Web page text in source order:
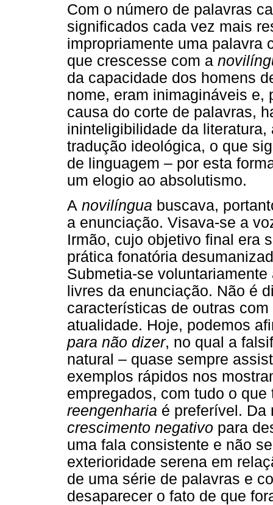
Com o número de palavras
significados cada vez mais
impropriamente uma palavra
que crescesse com a
da capacidade dos homens
nome, eram inimagináveis e,
causa do corte de palavras,
ininteligibilidade da
tradução ideológica, o que
de linguagem – por esta
um elogio ao absolutismo.
A novilíngua buscava,
a enunciação. Visava-se a
Irmão, cujo objetivo final era
prática fonatória
Submetia-se
livres da enunciação. Não é
características de outras
atualidade. Hoje, podemos
para não dizer, no qual a
natural – quase sempre
exemplos rápidos nos
empregados, com tudo o
reengenharia é preferível. Da
crescimento negativo para
uma fala consistente e não
exterioridade serena em
de uma série de palavras e
desaparecer o fato de que